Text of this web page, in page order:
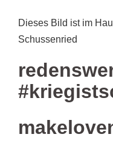
Dieses Bild ist im
Schussenried